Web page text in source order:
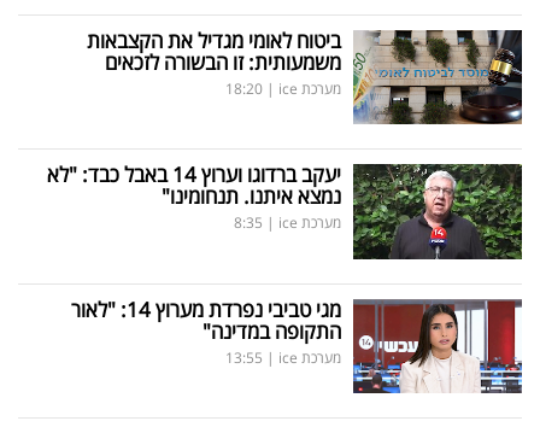
ביטוח לאומי מגדיל את הקצבאות
משמעותית: זו הבשורה לזכאים
מערכת ice |
18:20
יעקב ברדוגו וערוץ 14 באבל כבד: "לא
נמצא איתנו. תנחומינו"
מערכת ice |
8:35
מגי טביבי נפרדת מערוץ 14: "לאור
התקופה במדינה"
מערכת ice |
13:55